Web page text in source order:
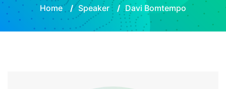
Home / Speaker / Davi Bomtempo